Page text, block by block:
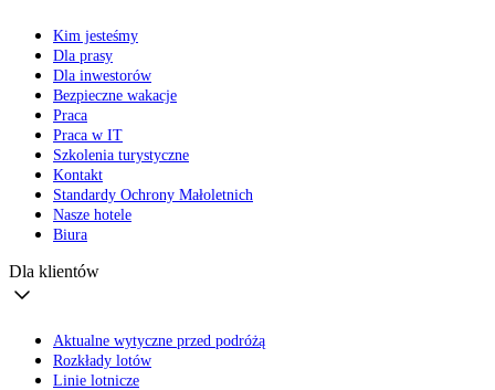
Kim jesteśmy
Dla prasy
Dla inwestorów
Bezpieczne wakacje
Praca
Praca w IT
Szkolenia turystyczne
Kontakt
Standardy Ochrony Małoletnich
Nasze hotele
Biura
Dla klientów
Aktualne wytyczne przed podróżą
Rozkłady lotów
Linie lotnicze